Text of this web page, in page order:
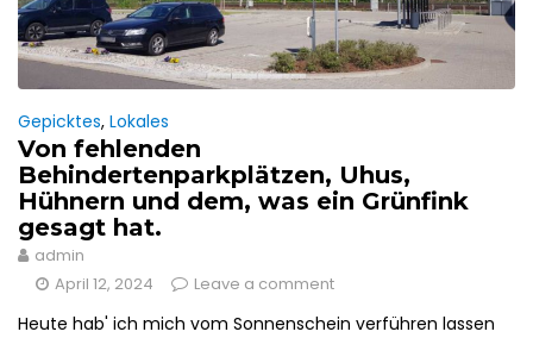
Gepicktes, Lokales
Von fehlenden
Behindertenparkplätzen, Uhus,
Hühnern und dem, was ein Grünfink
gesagt hat.
admin
April 12, 2024
Leave a comment
Heute hab' ich mich vom Sonnenschein verführen lassen